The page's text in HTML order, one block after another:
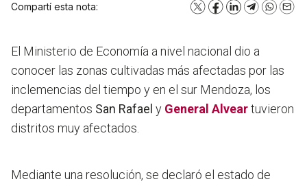
Compartí esta nota: X Facebook
LinkedInTelegram
El Ministerio de Economía a nivel nacional dio a
conocer las zonas cultivadas más afectadas por las
inclemencias del tiempo y en el sur Mendoza, los
departamentos San Rafael y General Alveartuvieron
distritos muy afectados.
Mediante una resolución, se declaró el estado de